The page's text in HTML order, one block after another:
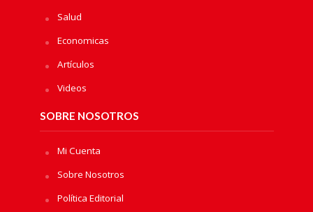
Salud
Economicas
Artículos
Videos
SOBRE NOSOTROS
Mi Cuenta
Sobre Nosotros
Política Editorial